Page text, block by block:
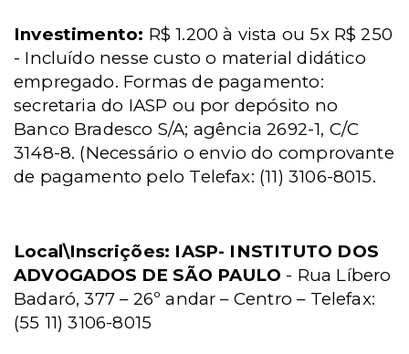
Investimento: R$ 1.200 à vista ou 5x R$ 250
- Incluído nesse custo o material didático
empregado. Formas de pagamento:
secretaria do IASP ou por depósito no
Banco Bradesco S/A; agência 2692-1, C/C
3148-8. (Necessário o envio do comprovante
de pagamento pelo Telefax: (11) 3106-8015.
Local\Inscrições: IASP- INSTITUTO DOS
ADVOGADOS DE SÃO PAULO - Rua Líbero
Badaró, 377 – 26º andar – Centro – Telefax:
(55 11) 3106-8015